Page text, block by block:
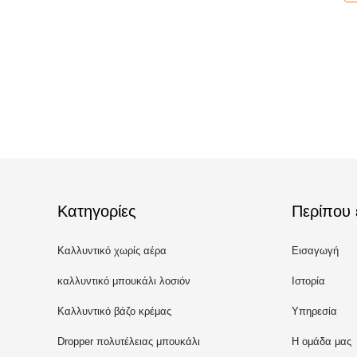
Κατηγορίες
Καλλυντικό χωρίς αέρα
μπουκάλι
καλλυντικό μπουκάλι λοσιόν
Καλλυντικό βάζο κρέμας
Dropper πολυτέλειας μπουκάλι
Περίπου
Εισαγωγή
Ιστορία
Υπηρεσία
Η ομάδα μας